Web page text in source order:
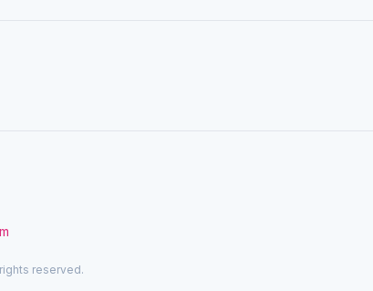
reserved.